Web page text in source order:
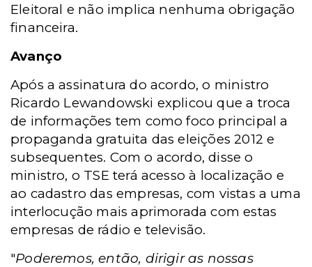
Eleitoral e não implica nenhuma obrigação
financeira.
Avanço
Após a assinatura do acordo, o ministro
Ricardo Lewandowski explicou que a troca
de informações tem como foco principal a
propaganda gratuita das eleições 2012 e
subsequentes. Com o acordo, disse o
ministro, o TSE terá acesso à localização e
ao cadastro das empresas, com vistas a uma
interlocução mais aprimorada com estas
empresas de rádio e televisão.
"Poderemos, então, dirigir as nossas